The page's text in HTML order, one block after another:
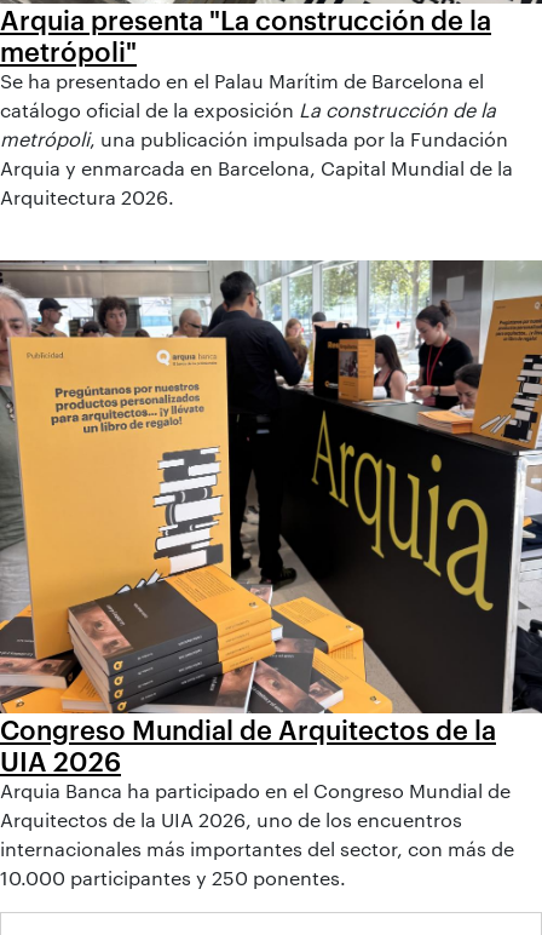
Arquia presenta "La construcción de la
metrópoli"
Se ha presentado en el Palau Marítim de Barcelona el
catálogo oficial de la exposición La construcción de la
metrópoli, una publicación impulsada por la Fundación
Arquia y enmarcada en Barcelona, Capital Mundial de la
Arquitectura 2026.
Congreso Mundial de Arquitectos de la
UIA 2026
Arquia Banca ha participado en el Congreso Mundial de
Arquitectos de la UIA 2026, uno de los encuentros
internacionales más importantes del sector, con más de
10.000 participantes y 250 ponentes.